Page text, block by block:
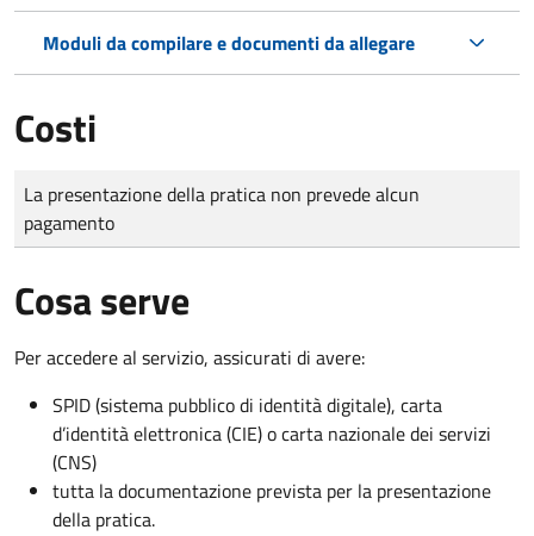
Moduli da compilare e documenti da allegare
Costi
Tipo di pagamento
Importo
La presentazione della pratica non prevede alcun
pagamento
Cosa serve
Per accedere al servizio, assicurati di avere:
SPID (sistema pubblico di identità digitale), carta
d’identità elettronica (CIE) o carta nazionale dei servizi
(CNS)
tutta la documentazione prevista per la presentazione
della pratica.